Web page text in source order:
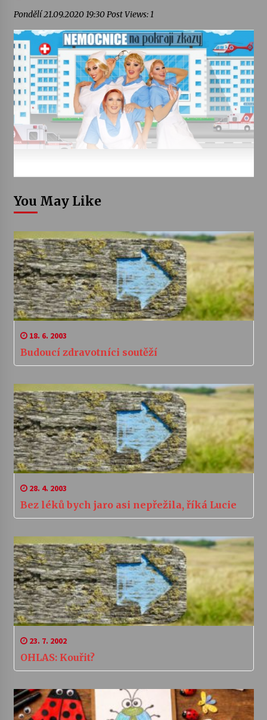
Pondělí 21.09.2020 19:30 Post Views: 1
You May Like
18. 6. 2003
Budoucí zdravotníci soutěží
28. 4. 2003
Bez léků bych jaro asi nepřežila, říká Lucie
23. 7. 2002
OHLAS: Kouřit?